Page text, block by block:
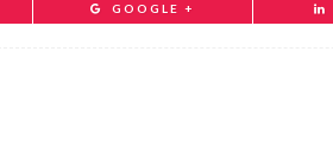
GOOGLE +